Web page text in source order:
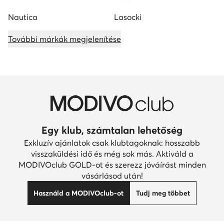
Nautica Lasocki
További márkák megjelenítése
Egy klub, számtalan lehetőség
Exkluzív ajánlatok csak klubtagoknak: hosszabb
visszaküldési idő és még sok más. Aktiváld a
MODIVOclub GOLD-ot és szerezz jóváírást minden
vásárlásod után!
Használd a MODIVOclub-ot Tudj meg többet